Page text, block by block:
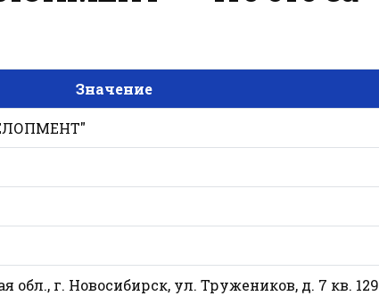
Значение
обл., г. Новосибирск, ул. Тружеников, д. 7 кв. 129